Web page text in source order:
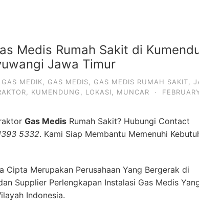
Medis Rumah Sakit di
Jawa Timur
GAS MEDIK GAS MEDIS GAS MEDIS RUMAH SAKIT
KUMENDUNG LOKASI MUNCAR ·
Gas Medis Rumah Sakit? Hubungi Contact
5332. Kami Siap Membantu Memenuhi
Cipta Merupakan Perusahaan Yang Bergerak di
Supplier Perlengkapan Instalasi Gas Medis
Indonesia.